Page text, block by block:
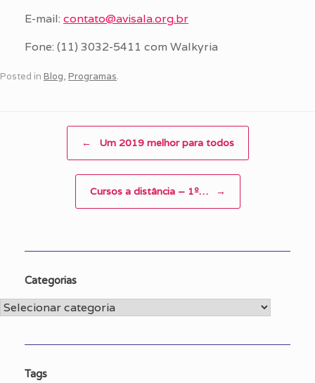
E-mail: contato@avisala.org.br
Fone: (11) 3032-5411 com Walkyria
Posted in Blog, Programas.
Post navigation
← Um 2019 melhor para todos
Cursos a distância – 1º… →
Categorias
Categorias
Tags